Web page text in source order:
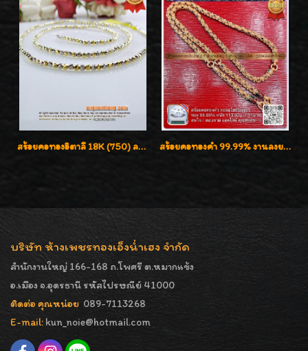
สร้อยคอทองอิตาลี 18K (750) ลายสวยตัดเหลี่ยมคมชัด ใส่สวยน่ารักค่ะ สร้อยคอทองคำ 99.99% งานลงยาสุโขทัยแท้ งานช่างทองโบราณ หรูหรา น่าสะสมค่ะ
บริษัท ห้างเพชรทองเอ็งน่ำเฮง จำกัด
สำนักงานใหญ่ 166-168 ถ.โพศรี ต.หมากแข้ง
อ.เมือง จ.อุดรธานี รหัสไปรษณีย์ 41000
ติดต่อ คุณหน่อย 089-7113268
E-mail: kun_noie@hotmail.com